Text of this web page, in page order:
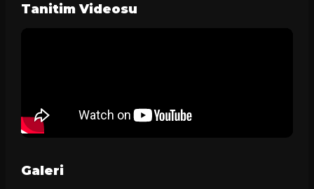
Tanitim Videosu
Galeri